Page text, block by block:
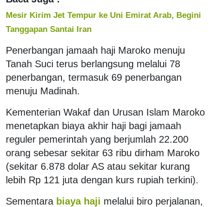
Mesir Kirim Jet Tempur ke Uni Emirat Arab, Begini
Tanggapan Santai Iran
Penerbangan jamaah haji Maroko menuju
Tanah Suci terus berlangsung melalui 78
penerbangan, termasuk 69 penerbangan
menuju Madinah.
Kementerian Wakaf dan Urusan Islam Maroko
menetapkan biaya akhir haji bagi jamaah
reguler pemerintah yang berjumlah 22.200
orang sebesar sekitar 63 ribu dirham Maroko
(sekitar 6.878 dolar AS atau sekitar kurang
lebih Rp 121 juta dengan kurs rupiah terkini).
Sementara biaya haji melalui biro perjalanan,